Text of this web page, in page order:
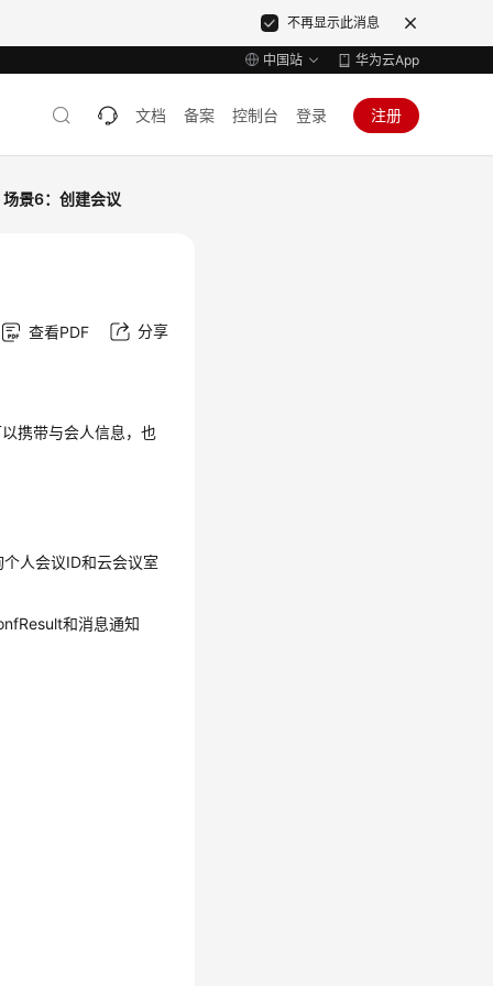
不再显示此消息
中国站 华为云App
文档 备案 控制台 登录 注册
场景6：创建会议
查看PDF 分享
携带与会人信息，也
人会议ID和云会议室
和消息通知